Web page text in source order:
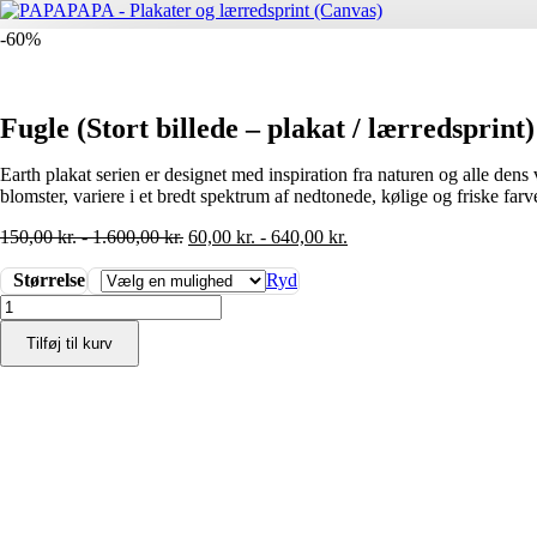
-60%
Fugle (Stort billede – plakat / lærredsprint)
Earth plakat serien er designet med inspiration fra naturen og alle
blomster, variere i et bredt spektrum af nedtonede, kølige og friske
150,00kr.-1.600,00kr. 60,00 kr. - 640,00 kr.
Størrelse
Ryd
Fugle
(Stort
billede
-
Tilføj til kurv